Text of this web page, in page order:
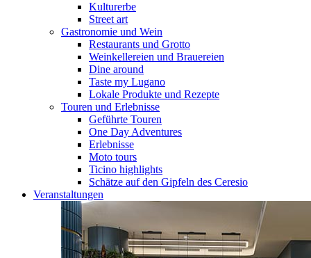
Kulturerbe
Street art
Gastronomie und Wein
Restaurants und Grotto
Weinkellereien und Brauereien
Dine around
Taste my Lugano
Lokale Produkte und Rezepte
Touren und Erlebnisse
Geführte Touren
One Day Adventures
Erlebnisse
Moto tours
Ticino highlights
Schätze auf den Gipfeln des Ceresio
Veranstaltungen